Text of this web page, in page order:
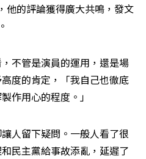
他的評論獲得廣大共鳴，發文
不管是演員的運用，還是場
度的肯定，「我自己也徹底
作用心的程度。」
人留下疑問。一般人看了很
民主黨給事故添亂，延遲了